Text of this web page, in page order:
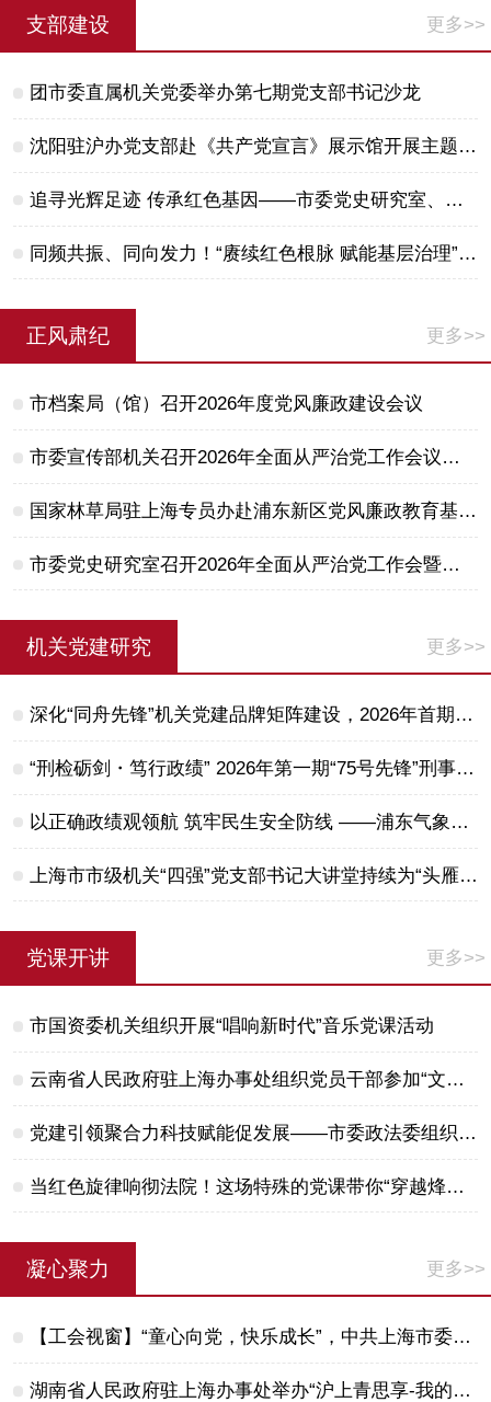
支部建设 更多>>
团市委直属机关党委举办第七期党支部书记沙龙
沈阳驻沪办党支部赴《共产党宣言》展示馆开展主题党日活动
追寻光辉足迹 传承红色基因——市委党史研究室、市保密局、市专用通信局团支部联合开展主题团建联建活动
同频共振、同向发力！“赓续红色根脉 赋能基层治理”主题活动举行
正风肃纪 更多>>
市档案局（馆）召开2026年度党风廉政建设会议
市委宣传部机关召开2026年全面从严治党工作会议暨模范机关建设工作推进会
国家林草局驻上海专员办赴浦东新区党风廉政教育基地开展廉政警示教育
市委党史研究室召开2026年全面从严治党工作会暨巡视整改工作动员会
机关党建研究 更多>>
深化“同舟先锋”机关党建品牌矩阵建设，2026年首期“同舟先锋”书记讲坛开讲
“刑检砺剑・笃行政绩” 2026年第一期“75号先锋”刑事检察高质效案例展示会举办
以正确政绩观领航 筑牢民生安全防线 ——浦东气象精准护航2026上海半程马拉松侧记
上海市市级机关“四强”党支部书记大讲堂持续为“头雁”赋能——从“一枝独秀”走向“春色满园”
党课开讲 更多>>
市国资委机关组织开展“唱响新时代”音乐党课活动
云南省人民政府驻上海办事处组织党员干部参加“文艺党课”
党建引领聚合力科技赋能促发展——市委政法委组织开展“九号思享汇”科技党课学习活动
当红色旋律响彻法院！这场特殊的党课带你“穿越烽火忆初心”
凝心聚力 更多>>
【工会视窗】“童心向党，快乐成长”，中共上海市委党校2026年暑托班结业
湖南省人民政府驻上海办事处举办“沪上青思享-我的故乡情”主题活动